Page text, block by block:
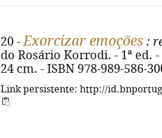
20 -Exorcizar emoções :
do Rosário Korrodi. - 1ª ed.
24 cm. - ISBN 978-989-586-
Link persistente: http://